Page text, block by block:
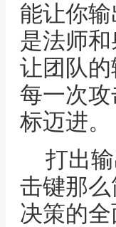
能让你
是法师
让团队
每一次
标迈进。
打出
击键那
决策的